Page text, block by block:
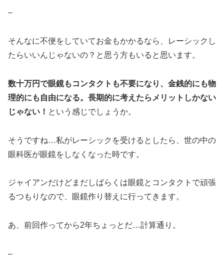
–
そんなに不便をしていてお金もかかるなら、レーシックし
たらいいんじゃないの？と思う方もいると思います。
数十万円で眼鏡もコンタクトも不要になり、金銭的にも物
理的にも自由になる。長期的に考えたらメリットしかない
じゃない！ という感じでしょうか。
そうですね…私がレーシックを受けるとしたら、世の中の
眼科医が眼鏡をしなくなった時です。
ジャイアンだけどまだしばらくは眼鏡とコンタクトで頑張
るつもりなので、眼鏡作り替えに行ってきます。
あ、前回作ってから2年ちょっとだ…計算通り。
–